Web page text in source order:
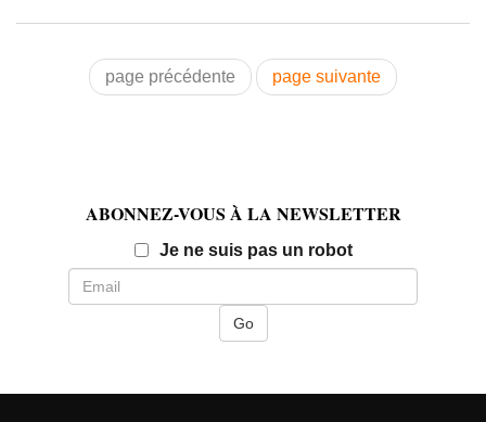
page précédente page suivante
ABONNEZ-VOUS À LA NEWSLETTER
Je ne suis pas un robotEmail